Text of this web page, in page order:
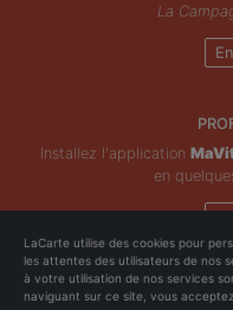
La
Installez l'application
en
Copyright ©
LaCarte utilise des cookies pour
les attentes des utilisateurs de nos
à votre utilisation de nos services
naviguant sur ce site, vous